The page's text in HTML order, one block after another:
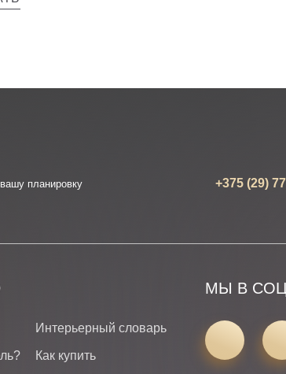
планировку +375 (29)
Интерьерный словарь
Как купить
МЫ В